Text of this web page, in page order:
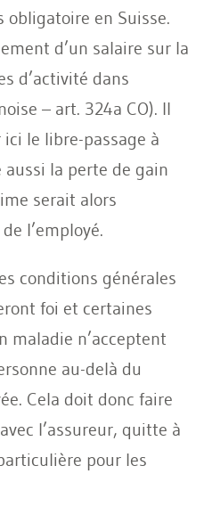
obligatoire en Suisse.
d’un salaire sur la
d’activité dans
– art. 324a CO). Il
le libre-passage à
aussi la perte de gain
serait alors
l’employé.
conditions générales
foi et certaines
maladie n’acceptent
au-delà du
Cela doit donc faire
l’assureur, quitte à
pour les